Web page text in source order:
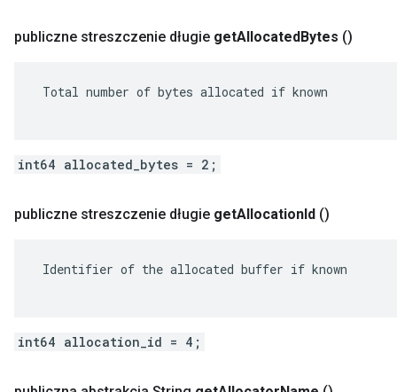
publiczne streszczenie długie getAllocatedBytes ()
Total number of bytes allocated if known
int64 allocated_bytes = 2;
publiczne streszczenie długie getAllocationId ()
Identifier of the allocated buffer if known
int64 allocation_id = 4;